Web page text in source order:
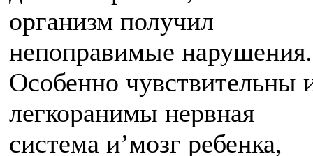
организм получил
непоправимые нарушения.
Особенно чувствительны
легкоранимы нервная
система и’мозг ребенка,